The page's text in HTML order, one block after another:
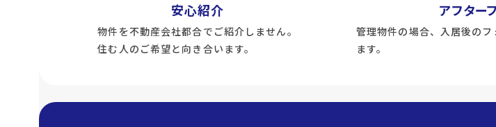
安心紹介
物件を不動産会社都合でご紹介しません。
住む人のご希望と向き合います。
アフター
管理物件の場合、入居後の
ます。